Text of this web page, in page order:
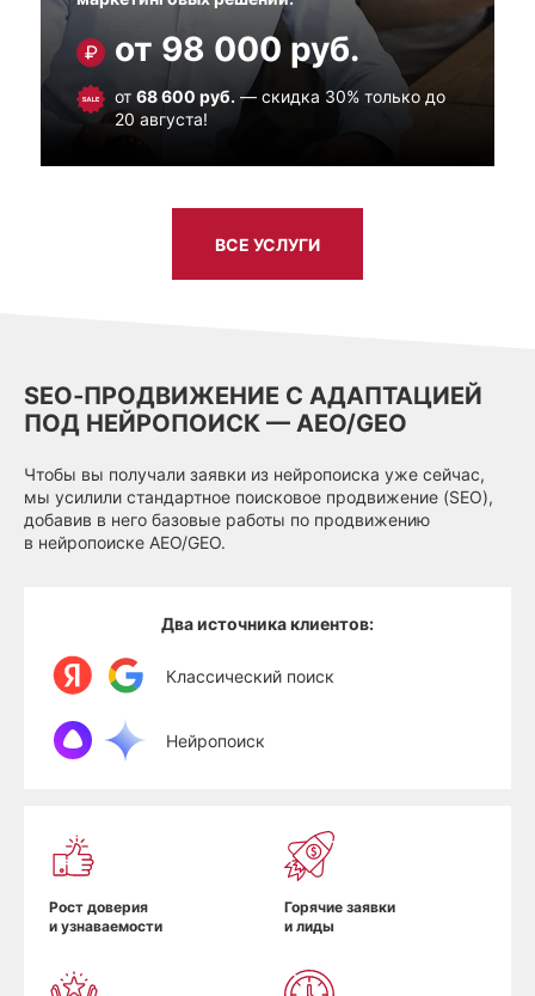
от 98 000 руб.
от 68 600 руб. — скидка 30% только до
20 августа!
ВСЕ УСЛУГИ
SEO‑ПРОДВИЖЕНИЕ С АДАПТАЦИЕЙ
ПОД НЕЙРОПОИСК — AEO/GEO
Чтобы вы получали заявки из нейропоиска уже сейчас,
мы усилили стандартное поисковое продвижение (SEO),
добавив в него базовые работы по продвижению
в нейропоиске AEO/GEO.
Два источника клиентов:
Классический поиск
Нейропоиск
Рост доверия
и узнаваемости
Горячие заявки
и лиды